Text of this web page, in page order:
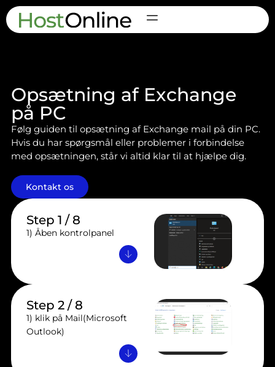
Opsætning af Exchange
på PC
Følg guiden til opsætning af Exchange mail på din PC.
Hvis du har spørgsmål eller problemer i forbindelse
med opsætningen, står vi altid klar til at hjælpe dig.
Kontakt os
Step 1 / 8
1) Åben kontrolpanel
Step 2 / 8
1) klik på Mail(Microsoft
Outlook)